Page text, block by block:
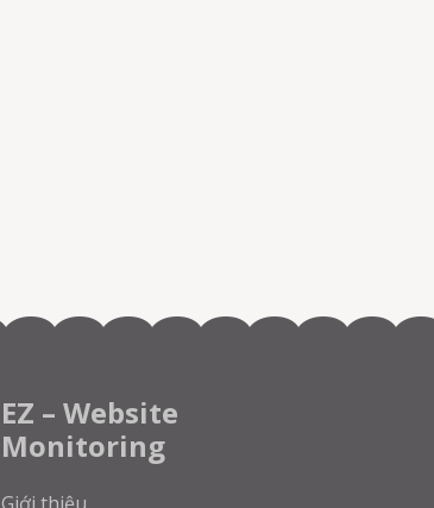
EZ – Website
Monitoring